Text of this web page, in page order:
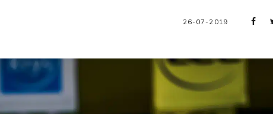
26-07-2019